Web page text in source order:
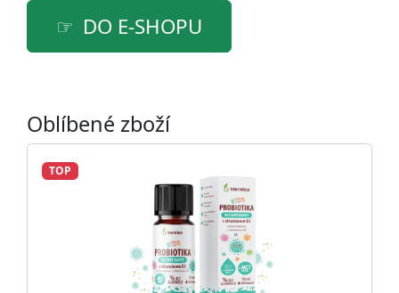
DO E-SHOPU
Oblíbené zboží
TOP